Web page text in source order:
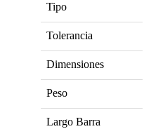
Tipo
Tolerancia
Dimensiones
Peso
Largo Barra